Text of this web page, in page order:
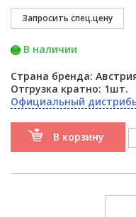
В наличии
Страна бренда:
Отгрузка кратно: 1шт.
Официальный
В корзину